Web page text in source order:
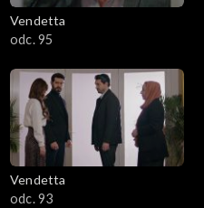
Vendetta
odc. 95
Vendetta
odc. 93